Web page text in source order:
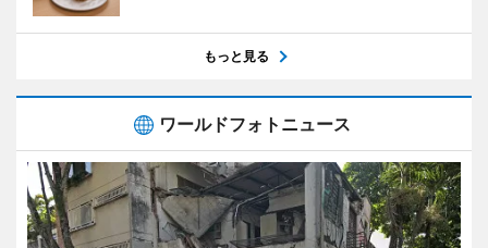
もっと見る
ワールドフォトニュース